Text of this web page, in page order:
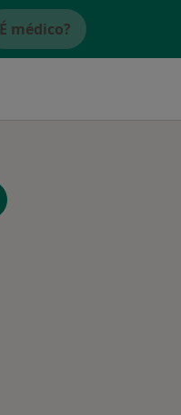
É médico?